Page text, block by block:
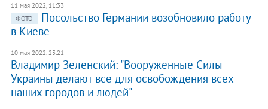
11 мая 2022, 11:33
ФОТО
Посольство Германии возобновило работу
в Киеве
10 мая 2022, 23:21
Владимир Зеленский: "Вооруженные Силы
Украины делают все для освобождения всех
наших городов и людей"